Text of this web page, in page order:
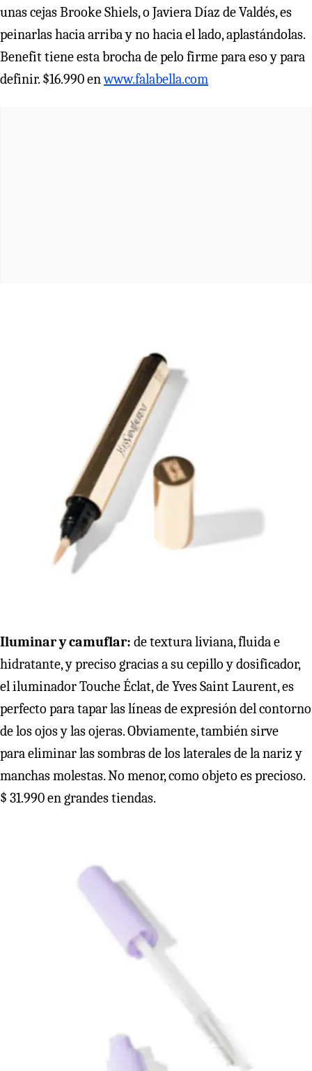
unas cejas Brooke Shiels, o Javiera Díaz de Valdés, es
peinarlas hacia arriba y no hacia el lado, aplastándolas.
Benefit tiene esta brocha de pelo firme para eso y para
definir. $16.990 enwww.falabella.com
Iluminar y camuflar: de textura liviana, fluida e
hidratante, y preciso gracias a su cepillo y dosificador,
el iluminador Touche Éclat, de Yves Saint Laurent, es
perfecto para tapar las líneas de expresión del contorno
de los ojos y las ojeras. Obviamente, también sirve
para eliminar las sombras de los laterales de la nariz y
manchas molestas. No menor, como objeto es precioso.
$ 31.990 en grandes tiendas.